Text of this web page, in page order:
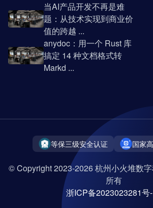
当AI产品开发不再是难
题：从技术实现到商业价
值的跨越 ...
anydoc：用一个 Rust 库
搞定 14 种文档格式转
Markd ...
等保三级安全认证 国家
© Copyright 2023-2026 杭州小火堆数
所有
浙ICP备2023023281号